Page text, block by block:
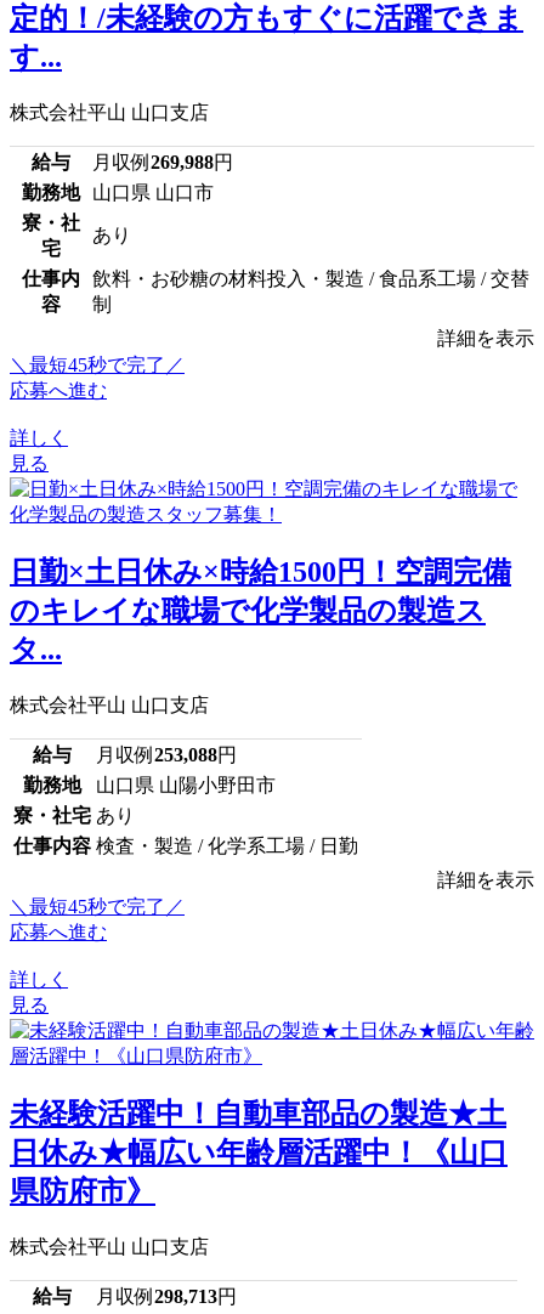
定的！/未経験の方もすぐに活躍できま
す...
株式会社平山 山口支店
給与 月収例 269,988円
勤務地
山口県 山口市
寮・社
宅
あり
仕事内
容
飲料・お砂糖の材料投入・製造 / 食品系工場 / 交替
制
詳細を表示
＼最短45秒で完了／
応募へ進む
詳しく
見る
日勤×土日休み×時給1500円！空調完備
のキレイな職場で化学製品の製造ス
タ...
株式会社平山 山口支店
給与 月収例 253,088円
勤務地
山口県 山陽小野田市
寮・社宅 あり
仕事内容 検査・製造 / 化学系工場 / 日勤
詳細を表示
＼最短45秒で完了／
応募へ進む
詳しく
見る
未経験活躍中！自動車部品の製造★土
日休み★幅広い年齢層活躍中！《山口
県防府市》
株式会社平山 山口支店
給与 月収例 298,713円